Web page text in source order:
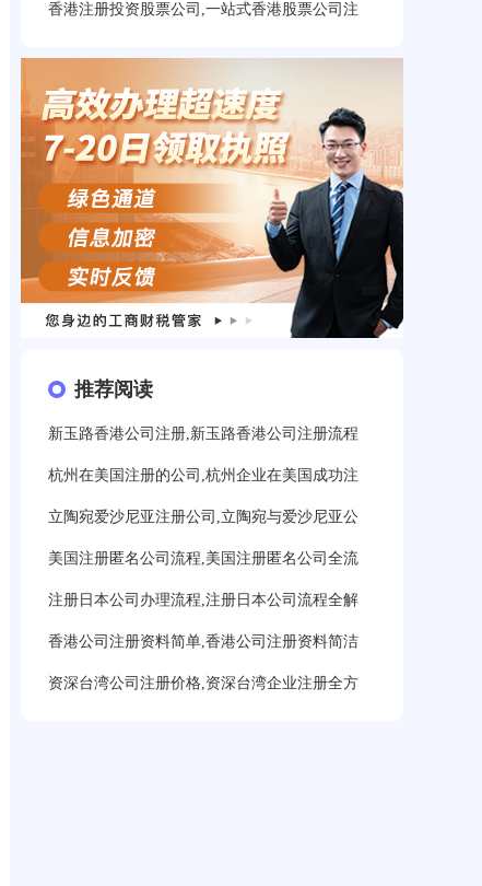
香港注册投资股票公司,一站式香港股票公司注
推荐阅读
新玉路香港公司注册,新玉路香港公司注册流程
杭州在美国注册的公司,杭州企业在美国成功注
立陶宛爱沙尼亚注册公司,立陶宛与爱沙尼亚公
美国注册匿名公司流程,美国注册匿名公司全流
注册日本公司办理流程,注册日本公司流程全解
香港公司注册资料简单,香港公司注册资料简洁
资深台湾公司注册价格,资深台湾企业注册全方